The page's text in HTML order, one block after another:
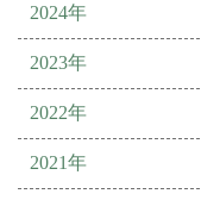
2024年
2023年
2022年
2021年